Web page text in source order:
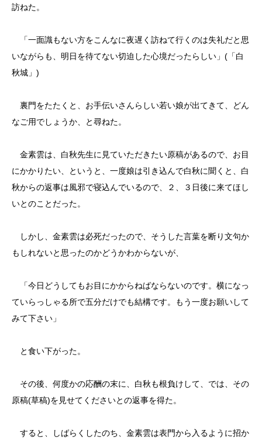
訪ねた。
「一面識もない方をこんなに夜遅く訪ねて行くのは失礼だと思
いながらも、明日を待てない切迫した心境だったらしい」(「白
秋城」)
裏門をたたくと、お手伝いさんらしい若い娘が出てきて、どん
なご用でしょうか、と尋ねた。
金素雲は、白秋先生に見ていただきたい原稿があるので、お目
にかかりたい、というと、一度娘は引き込んで白秋に聞くと、白
秋からの返事は風邪で寝込んでいるので、２、３日後に来てほし
いとのことだった。
しかし、金素雲は必死だったので、そうした言葉を断り文句か
もしれないと思ったのかどうかわからないが、
「今日どうしてもお目にかからねばならないのです。横になっ
ていらっしゃる所で五分だけでも結構です。もう一度お願いして
みて下さい」
と食い下がった。
その後、何度かの応酬の末に、白秋も根負けして、では、その
原稿(草稿)を見せてくださいとの返事を得た。
すると、しばらくしたのち、金素雲は表門から入るように招か